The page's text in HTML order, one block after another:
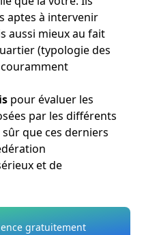
aptes à intervenir
aussi mieux au fait
(typologie des
pour évaluer les
par les différents
que ces derniers
et de
gratuitement